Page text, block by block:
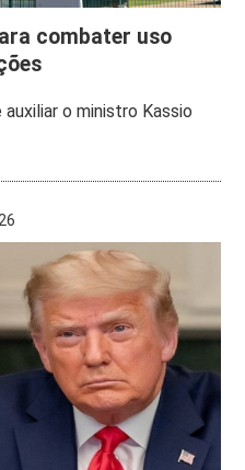
combater uso
o ministro Kassio